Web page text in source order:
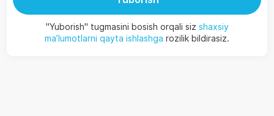
"Yuborish" tugmasini bosish orqali siz shaxsiy
ma’lumotlarni qayta ishlashga rozilik bildirasiz.